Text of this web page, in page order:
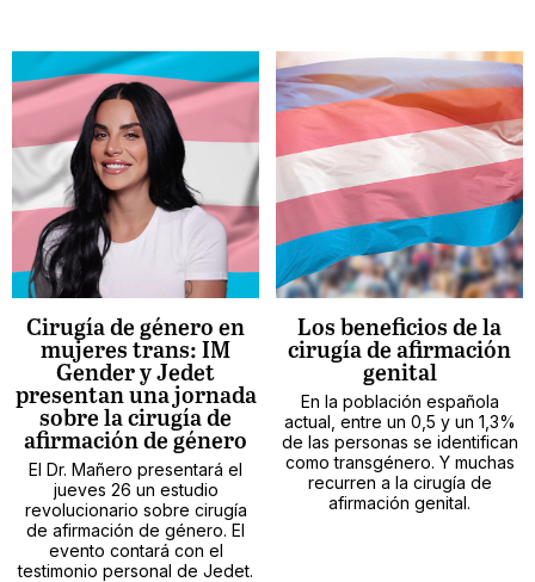
Cirugía de género en
mujeres trans: IM
Gender y Jedet
presentan una jornada
sobre la cirugía de
afirmación de género
El Dr. Mañero presentará el
jueves 26 un estudio
revolucionario sobre cirugía
de afirmación de género. El
evento contará con el
testimonio personal de Jedet.
Los beneficios de la
cirugía de afirmación
genital
En la población española
actual, entre un 0,5 y un 1,3%
de las personas se identifican
como transgénero. Y muchas
recurren a la cirugía de
afirmación genital.